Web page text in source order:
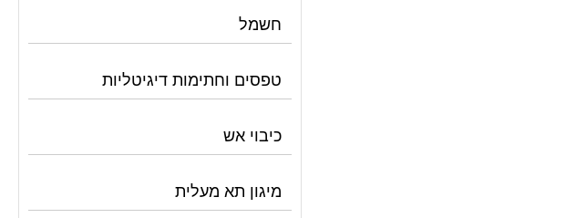
חשמל
טפסים וחתימות דיגיטליות
כיבוי אש
מיגון תא מעלית